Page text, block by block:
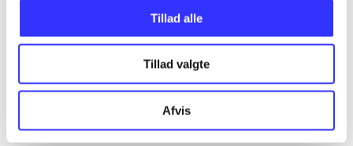
Tillad alle
Tillad valgte
Afvis